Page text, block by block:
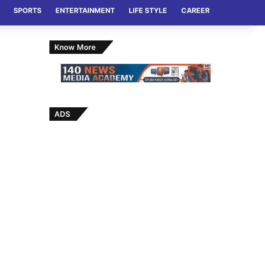
SPORTS ENTERTAINMENT LIFE STYLE CAREER
Know More
ADS